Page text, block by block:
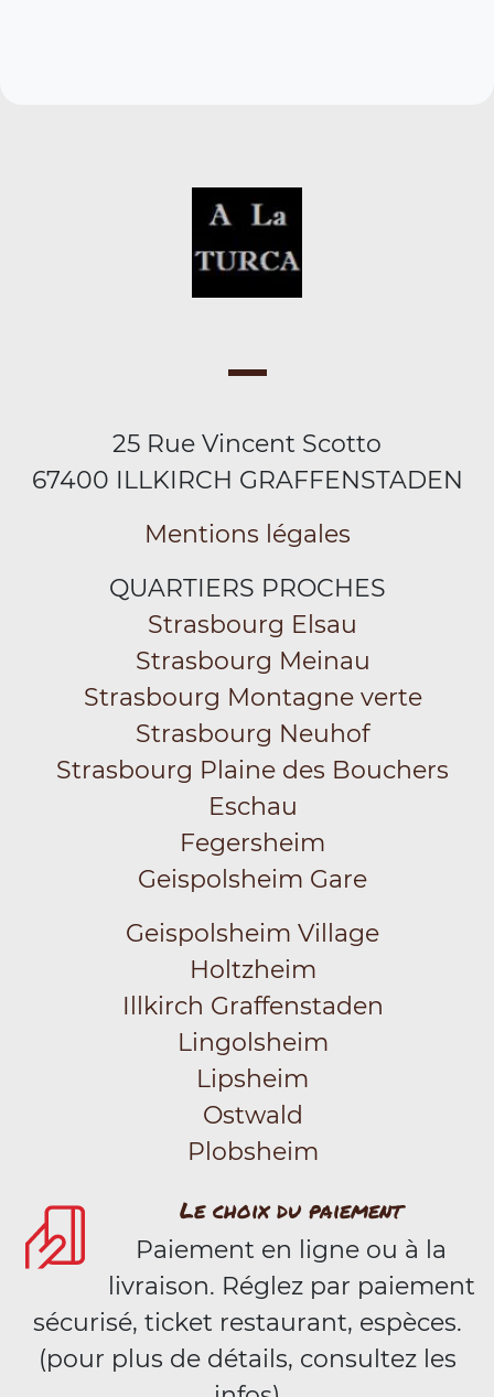
25 Rue Vincent Scotto
67400 ILLKIRCH GRAFFENSTADEN
Mentions légales
QUARTIERS PROCHES
Strasbourg Elsau
Strasbourg Meinau
Strasbourg Montagne verte
Strasbourg Neuhof
Strasbourg Plaine des Bouchers
Eschau
Fegersheim
Geispolsheim Gare
Geispolsheim Village
Holtzheim
Illkirch Graffenstaden
Lingolsheim
Lipsheim
Ostwald
Plobsheim
Le choix du paiement
Paiement en ligne ou à la
livraison. Réglez par paiement
sécurisé, ticket restaurant, espèces.
(pour plus de détails, consultez les